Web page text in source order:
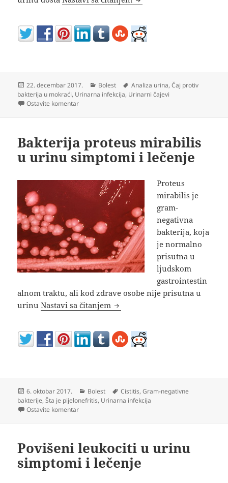
Objavljeno
22. decembar 2017. Kategorije
Bolest Oznake
Analiza urina,Čaj protiv
bakterija u mokraći, Urinarna infekcija, Urinarni čajevi
Ostavite komentarna Kako izlečiti bakterije u urinu – prirodno lečenje
Bakterija proteus mirabilis
u urinu simptomi i lečenje
Proteus
mirabilis je
gram-
negativna
bakterija, koja
je normalno
prisutna u
ljudskom
gastrointestin
alnom traktu, ali kod zdrave osobe nije prisutna u
urinuNastavi sa čitanjem Bakterija proteus mirabilis u
Objavljeno
6. oktobar 2017. Kategorije
Bolest Oznake
Cistitis,Gram-negativne
bakterije,Šta je pijelonefritis, Urinarna infekcija
Ostavite komentarna Bakterija proteus mirabilis u urinu simptomi i
Povišeni leukociti u urinu
simptomi i lečenje